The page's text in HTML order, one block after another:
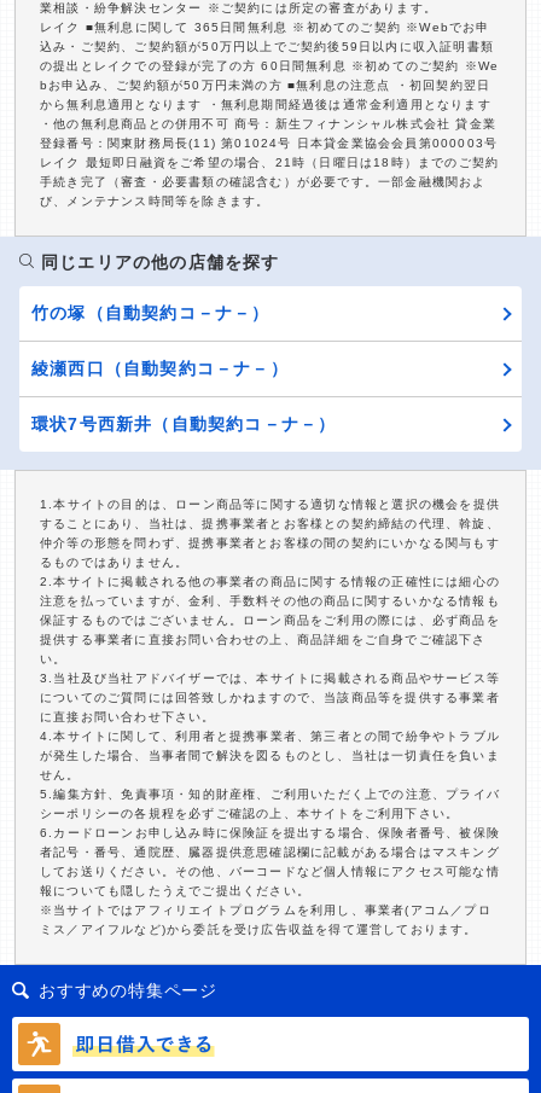
業相談・紛争解決センター ※ご契約には所定の審査があります。
レイク ■無利息に関して 365日間無利息 ※初めてのご契約 ※Webでお申
込み・ご契約、ご契約額が50万円以上でご契約後59日以内に収入証明書類
の提出とレイクでの登録が完了の方 60日間無利息 ※初めてのご契約 ※We
bお申込み、ご契約額が50万円未満の方 ■無利息の注意点 ・初回契約翌日
から無利息適用となります ・無利息期間経過後は通常金利適用となります
・他の無利息商品との併用不可 商号：新生フィナンシャル株式会社 貸金業
登録番号：関東財務局長(11) 第01024号 日本貸金業協会会員第000003号
レイク 最短即日融資をご希望の場合、21時（日曜日は18時）までのご契約
手続き完了（審査・必要書類の確認含む）が必要です。一部金融機関およ
び、メンテナンス時間等を除きます。
同じエリアの他の店舗を探す
竹の塚（自動契約コ－ナ－）
綾瀬西口（自動契約コ－ナ－）
環状7号西新井（自動契約コ－ナ－）
1.本サイトの目的は、ローン商品等に関する適切な情報と選択の機会を提供
することにあり、当社は、提携事業者とお客様との契約締結の代理、斡旋、
仲介等の形態を問わず、提携事業者とお客様の間の契約にいかなる関与もす
るものではありません。
2.本サイトに掲載される他の事業者の商品に関する情報の正確性には細心の
注意を払っていますが、金利、手数料その他の商品に関するいかなる情報も
保証するものではございません。ローン商品をご利用の際には、必ず商品を
提供する事業者に直接お問い合わせの上、商品詳細をご自身でご確認下さ
い。
3.当社及び当社アドバイザーでは、本サイトに掲載される商品やサービス等
についてのご質問には回答致しかねますので、当該商品等を提供する事業者
に直接お問い合わせ下さい。
4.本サイトに関して、利用者と提携事業者、第三者との間で紛争やトラブル
が発生した場合、当事者間で解決を図るものとし、当社は一切責任を負いま
せん。
5.編集方針、免責事項・知的財産権、ご利用いただく上での注意、プライバ
シーポリシーの各規程を必ずご確認の上、本サイトをご利用下さい。
6.カードローンお申し込み時に保険証を提出する場合、保険者番号、被保険
者記号・番号、通院歴、臓器提供意思確認欄に記載がある場合はマスキング
してお送りください。その他、バーコードなど個人情報にアクセス可能な情
報についても隠したうえでご提出ください。
※当サイトではアフィリエイトプログラムを利用し、事業者(アコム／プロ
ミス／アイフルなど)から委託を受け広告収益を得て運営しております。
おすすめの特集ページ